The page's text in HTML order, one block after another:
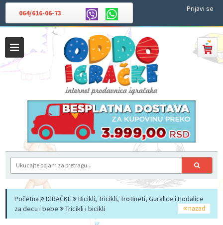
064/616-06-73 Prijavi se
Početna IGRAČKE
Bicikli, Tricikli, Trotineti, Guralice i Hodalice
za decu i bebe
Tricikli i bicikli nazad